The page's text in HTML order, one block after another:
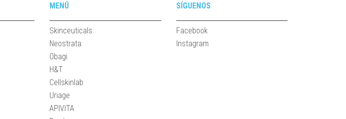
MENÚ
Skinceuticals
Neostrata
Obagi
H&T
Cellskinlab
Uriage
APIVITA
SÍGUENOS
Facebook
Instagram